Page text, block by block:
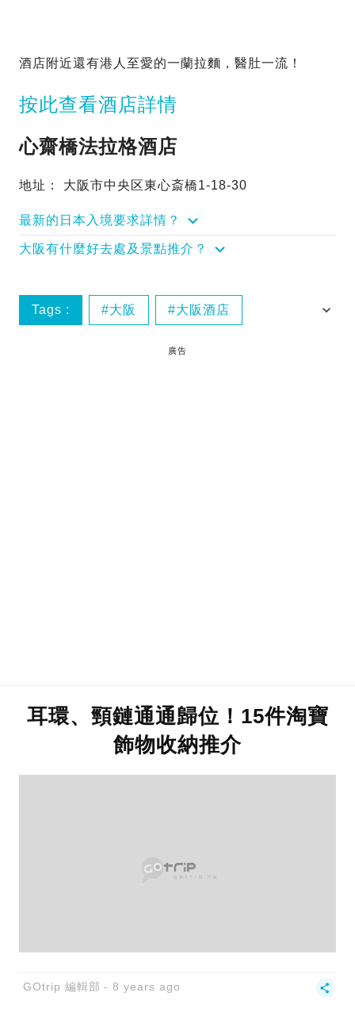
酒店附近還有港人至愛的一蘭拉麵，醫肚一流！
按此查看酒店詳情
心齋橋法拉格酒店
地址： 大阪市中央区東心斎橋1-18-30
最新的日本入境要求詳情？
大阪有什麼好去處及景點推介？
Tags : 大阪 大阪酒店
廣告
耳環、頸鏈通通歸位！15件淘寶
飾物收納推介
GOtrip 編輯部 8 years ago